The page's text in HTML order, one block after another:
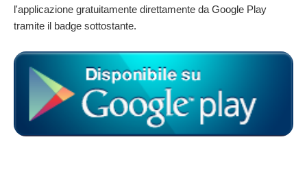
l'applicazione gratuitamente direttamente da Google Play
tramite il badge sottostante.